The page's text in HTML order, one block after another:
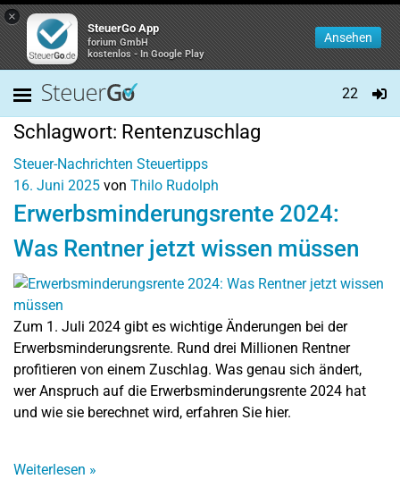
×
SteuerGo App
forium GmbH
kostenlos - In Google Play
Ansehen
22
Schlagwort: Rentenzuschlag
Steuer-Nachrichten Steuertipps
16. Juni 2025 von Thilo Rudolph
Erwerbsminderungsrente 2024:
Was Rentner jetzt wissen müssen
Zum 1. Juli 2024 gibt es wichtige Änderungen bei der
Erwerbsminderungsrente. Rund drei Millionen Rentner
profitieren von einem Zuschlag. Was genau sich ändert,
wer Anspruch auf die Erwerbsminderungsrente 2024 hat
und wie sie berechnet wird, erfahren Sie hier.
Weiterlesen »